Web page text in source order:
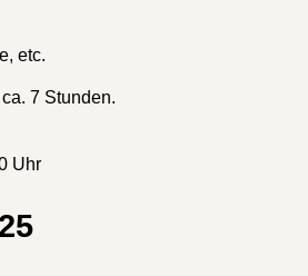
etc.
7 Stunden.
Uhr